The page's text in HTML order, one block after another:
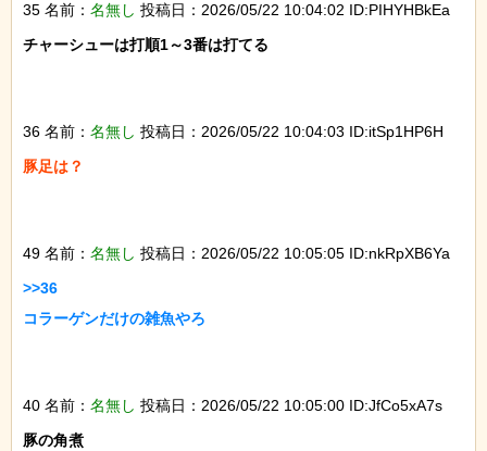
35 名前： 名無し 投稿日：2026/05/22 10:04:02 ID:PIHYHBkEa
チャーシューは打順1～3番は打てる
36 名前： 名無し 投稿日：2026/05/22 10:04:03 ID:itSp1HP6H
豚足は？
49 名前： 名無し 投稿日：2026/05/22 10:05:05 ID:nkRpXB6Ya
>>36
コラーゲンだけの雑魚やろ
40 名前： 名無し 投稿日：2026/05/22 10:05:00 ID:JfCo5xA7s
豚の角煮